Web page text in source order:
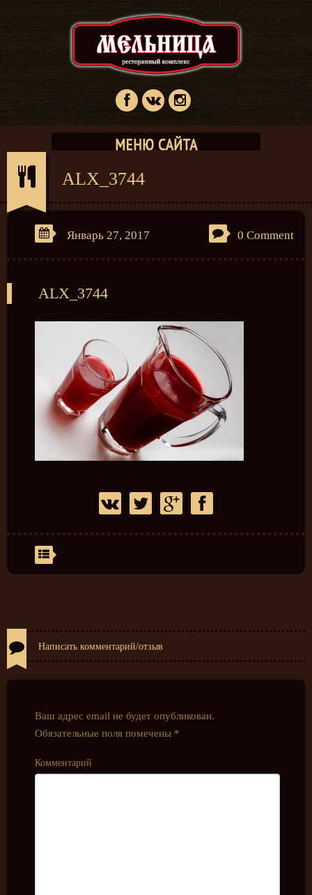
ALX_3744
Январь 27, 2017 0 Comment
ALX_3744
Написать комментарий/отзыв
Ваш адрес email не будет опубликован.
Обязательные поля помечены *
Комментарий